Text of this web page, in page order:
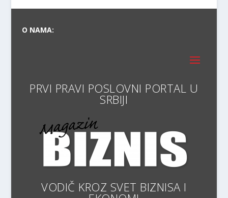
O NAMA:
PRVI PRAVI POSLOVNI PORTAL
VODIČ KROZ SVET BIZNISA I